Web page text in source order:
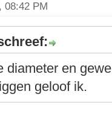
08:42 PM
diameter en
geloof ik.